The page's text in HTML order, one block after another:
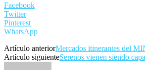
Facebook
Twitter
Pinterest
WhatsApp
Artículo anteriorMercados itinerantes del
Artículo siguienteSerenos vienen siendo